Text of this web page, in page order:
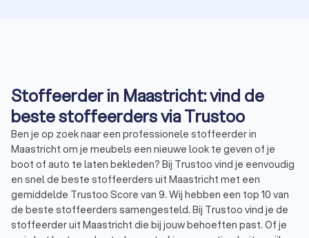
Stoffeerder in Maastricht: vind de
beste stoffeerders via Trustoo
Ben je op zoek naar een professionele stoffeerder in
Maastricht om je meubels een nieuwe look te geven of je
boot of auto te laten bekleden? Bij Trustoo vind je eenvoudig
en snel de beste stoffeerders uit Maastricht met een
gemiddelde Trustoo Score van 9. Wij hebben een top 10 van
de beste stoffeerders samengesteld. Bij Trustoo vind je de
stoffeerder uit Maastricht die bij jouw behoeften past. Of je